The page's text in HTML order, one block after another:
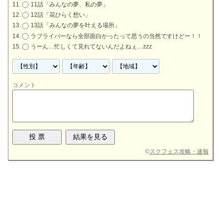
11話「みんなの夢、私の夢」
12話「花ひらく想い」
13話「みんなの夢を叶える場所」
ラブライバーなら全部面白かったって思うの当然ですけどー！！
うーん…忙しくて見れてないんだよねぇ…zzz
コメント
©スクフェス攻略・速報